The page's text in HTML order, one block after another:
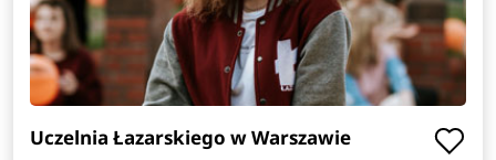
Uczelnia Łazarskiego w Warszawie